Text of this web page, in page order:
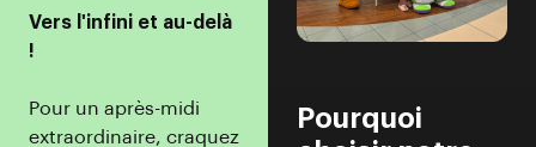
Vers l'infini et au-delà
!
Pour un après-midi
extraordinaire, craquez
Pourquoi